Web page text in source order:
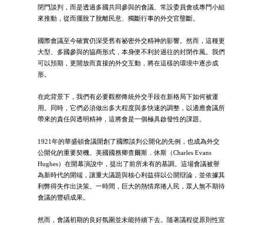
閉門談判，而是透過多國共同參與的會議、常設委員會或專門小組
來推動，從而擺脫了脫離民意、獨斷行事的外交官壟斷。
國際會議至今確實仍深受舊有祕密外交精神的影響。然而，這種更
大型、多國參與的協商形式，本身便不利於過往的封閉作風。我們
可以預期，更開放而直接的外交互動，將在這樣的環境中逐步成
形。
在此背景下，我們有必要觀察傳統外交手段在新格局下如何被運
用。同時，它們必須做出多大程度與多快速的調整，以適應會議所
帶來的責任與透明精神，這將會是一個極具啟發性的課題。
1921年的華盛頓會議開創了國際談判公開化的先例，也成為外交
公開化的重要契機。美國國務卿查爾斯．休斯（Charles Evans
Hughes）在開幕演說中，提出了前所未有的基調。這場會議被譽
為新時代的開端，讓重大議題與核心利益得以公開辯論，並依據其
利弊得失作出決策。一時間，巨大的熱情席捲人民，眾人無不期待
會議的豐碩成果。
然而，會議初期的良好氛圍並未能持續下去。隨著議程從原則性宣